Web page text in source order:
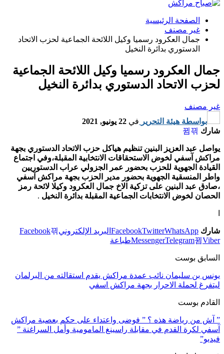
الصفحة الرئيسية
غير مصنف
جمال العكرود رسميا وكيل اللائحة الجماعية لحزب الاتحاد
الدستوري بدائرة النخيل
جمال العكرود رسميا وكيل اللائحة الجماعية
لحزب الاتحاد الدستوري بدائرة النخيل
غير مصنف
بواسطة هيئة التحرير في 22 يونيو, 2021
شارك
يواصل عبد العزيز البنين تنظيم هياكل حزب الاتحاد الدستوري بجهة
مراكش آسفي لخوض الاستحقاقات الانتخابية المقبلة،وفي اجتماع
القيادة الجهوية للحزب بحضور عمر الجزولي عراب الدستوريين
واطر المنسقية الجهوية بحضور مدير الحزب بجهة مراكش آسفي
،صادق عبد البنين على تزكية الاخ جمال العكرود وكيلا لائحة رمز
الحصان لخوض الانتخابات الجماعية المقبلة بدائرة النخيل .
شارك FacebookTwitterWhatsApp البريد الإلكتروني
Facebook
MessengerTelegram Viber طباعة
السابق بوست
يونس بن سليمان نائب عمدة مراكش يقدم استقالته من البرلمان
ليتفرغ لحملة الاحرار بجهة مراكش اسفي
القادم بوست
” آش من رياضة هذه ؟ ” فوضى واعتداء على حكم بعصبة مراكش
آسفي لكرة القدم في مقابلة راسينغ المامومية وأمل السراغنة ”
فيديو”